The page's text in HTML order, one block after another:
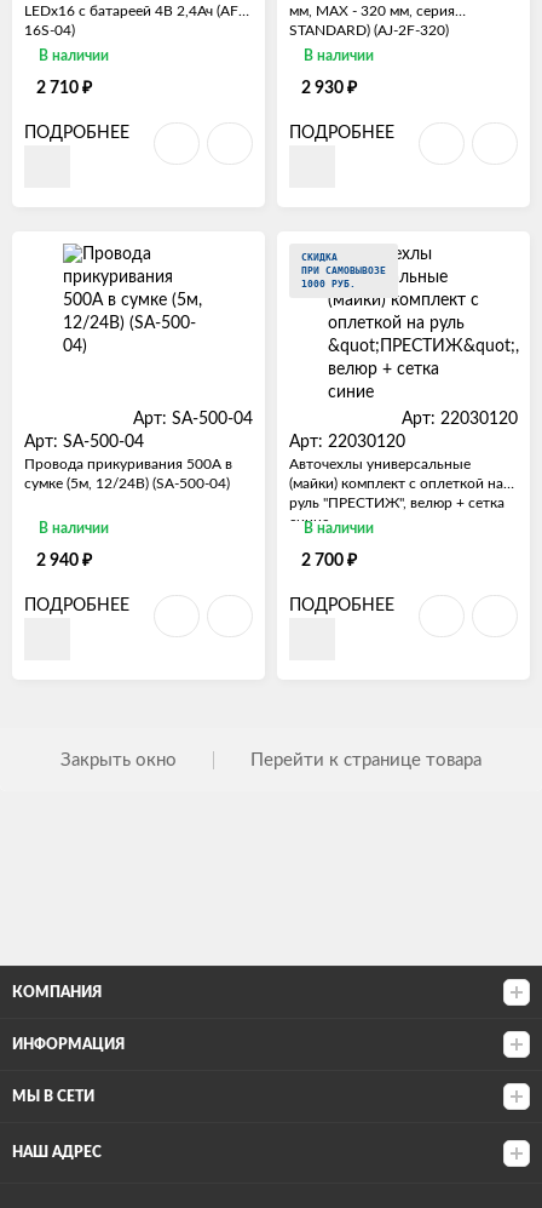
LEDx16 с батареей 4В 2,4Ач (AFL-
16S-04)
В наличии
2 710 ₽
ПОДРОБНЕЕ
мм, MAX - 320 мм, серия
STANDARD) (AJ-2F-320)
В наличии
2 930 ₽
ПОДРОБНЕЕ
Арт: SA-500-04
Арт: SA-500-04
Провода прикуривания 500А в
сумке (5м, 12/24В) (SA-500-04)
В наличии
2 940 ₽
ПОДРОБНЕЕ
СКИДКА
ПРИ САМОВЫВОЗЕ
1000 РУБ.
Арт: 22030120
Арт: 22030120
Авточехлы универсальные
(майки) комплект с оплеткой на
руль "ПРЕСТИЖ", велюр + сетка
синие
В наличии
2 700 ₽
ПОДРОБНЕЕ
Закрыть окно Перейти к странице товара
КОМПАНИЯ
ИНФОРМАЦИЯ
МЫ В СЕТИ
НАШ АДРЕС